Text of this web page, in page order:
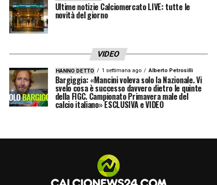
Ultime notizie Calciomercato LIVE: tutte le
novità del giorno
VIDEO
HANNO DETTO 1 settimana ago Alberto Petrosilli
Bargiggia: «Mancini voleva solo la Nazionale. Vi
svelo cosa è successo davvero dietro le quinte
della FIGC. Campionato Primavera male del
calcio italiano» ESCLUSIVA e VIDEO